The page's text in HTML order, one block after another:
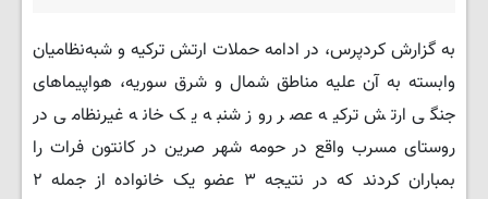
به گزارش کردپرس، در ادامه حملات ارتش ترکیه و شبه‌نظامیان
وابسته به آن علیه مناطق شمال و شرق سوریه، هواپیماهای
جنگی ارتش ترکیه عصر روز شنبه یک خانه غیرنظامی در
روستای مسرب واقع در حومه شهر صرین در کانتون فرات را
بمباران کردند که در نتیجه ۳ عضو یک خانواده از جمله ۲